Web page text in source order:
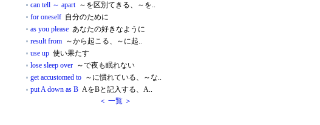
can tell ～ apart～を区別てきる、～を..
for oneself 自分のために
as you please あなたの好きなように
result from ～から起こる、～に起..
use up 使い果たす
lose sleep over ～で夜も眠れない
get accustomed to ～に慣れている、～な..
put A down as B AをBと記入する、A..
＜ 一覧 ＞